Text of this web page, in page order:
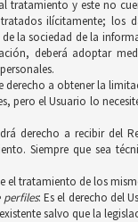
tratamiento y este no
ilícitamente; los
la sociedad de la
deberá adoptar
derecho a obtener la
pero el Usuario lo
derecho a recibir del
Siempre que sea
el tratamiento de los
: Es el derecho del
salvo que la